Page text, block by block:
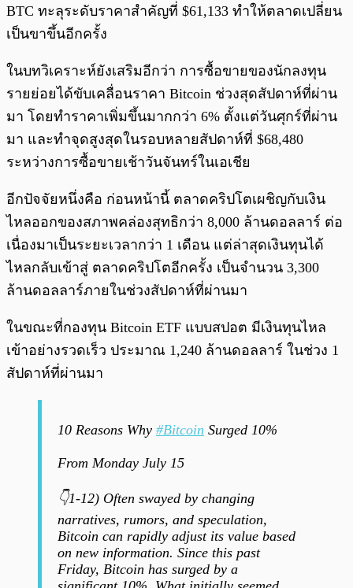
BTC ทะลุระดับราคาสำคัญที่ $61,133 ทำให้ตลาดเปลี่ยน
เป็นขาขึ้นอีกครั้ง
ในบทวิเคราะห์ยังเสริมอีกว่า การซื้อขายของนักลงทุน
รายย่อยได้ขับเคลื่อนราคา Bitcoin ช่วงสุดสัปดาห์ที่ผ่าน
มา โดยทำราคาเพิ่มขึ้นมากกว่า 6% ตั้งแต่วันศุกร์ที่ผ่าน
มา และทำจุดสูงสุดในรอบหลายสัปดาห์ที่ $68,480
ระหว่างการซื้อขายเช้าวันจันทร์ในเอเชีย
อีกปัจจัยหนึ่งคือ ก่อนหน้านี้ ตลาดคริปโตเผชิญกับเงิน
ไหลออกของสภาพคล่องสุทธิกว่า 8,000 ล้านดอลลาร์ ต่อ
เนื่องมาเป็นระยะเวลากว่า 1 เดือน แต่ล่าสุดเงินทุนได้
ไหลกลับเข้าสู่ ตลาดคริปโตอีกครั้ง เป็นจำนวน 3,300
ล้านดอลลาร์ภายในช่วงสัปดาห์ที่ผ่านมา
ในขณะที่กองทุน Bitcoin ETF แบบสปอต มีเงินทุนไหล
เข้าอย่างรวดเร็ว ประมาณ 1,240 ล้านดอลลาร์ ในช่วง 1
สัปดาห์ที่ผ่านมา
10 Reasons Why #Bitcoin Surged 10%
From Monday July 15
👇1-12) Often swayed by changing
narratives, rumors, and speculation,
Bitcoin can rapidly adjust its value based
on new information. Since this past
Friday, Bitcoin has surged by a